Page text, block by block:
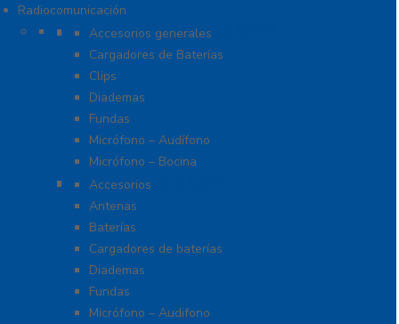
Radiocomunicación
Accesorios para Hytera (HYT)
Accesorios generales
Cargadores de Baterías
Clips
Diademas
Fundas
Micrófono – Audífono
Micrófono – Bocina
Accesorios para ICOM
Accesorios
Antenas
Baterías
Cargadores de baterías
Diademas
Fundas
Micrófono – Audifono